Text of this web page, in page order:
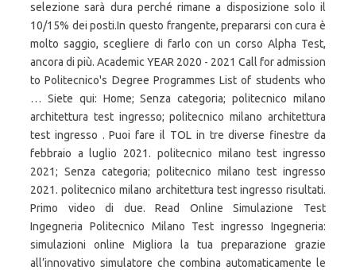
selezione sarà dura perché rimane a disposizione solo il
10/15% dei posti.In questo frangente, prepararsi con cura è
molto saggio, scegliere di farlo con un corso Alpha Test,
ancora di più. Academic YEAR 2020 - 2021 Call for admission
to Politecnico's Degree Programmes List of students who
… Siete qui: Home; Senza categoria; politecnico milano
architettura test ingresso; politecnico milano architettura
test ingresso . Puoi fare il TOL in tre diverse finestre da
febbraio a luglio 2021. politecnico milano test ingresso
2021; Senza categoria; politecnico milano test ingresso
2021. politecnico milano architettura test ingresso risultati.
Primo video di due. Read Online Simulazione Test
Ingegneria Politecnico Milano Test ingresso Ingegneria:
simulazioni online Migliora la tua preparazione grazie
all’innovativo simulatore che combina automaticamente le